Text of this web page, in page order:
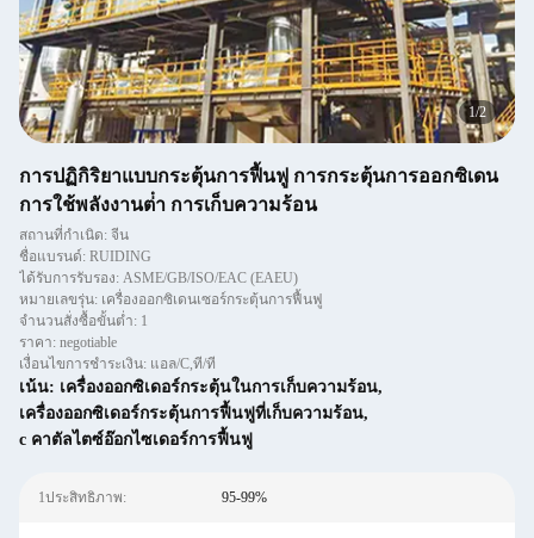
2/2
การปฏิกิริยาแบบกระตุ้นการฟื้นฟู การกระตุ้นการออกซิเดน
การใช้พลังงานต่ํา การเก็บความร้อน
สถานที่กำเนิด: จีน
ชื่อแบรนด์: RUIDING
ได้รับการรับรอง: ASME/GB/ISO/EAC (EAEU)
หมายเลขรุ่น: เครื่องออกซิเดนเซอร์กระตุ้นการฟื้นฟู
จำนวนสั่งซื้อขั้นต่ำ: 1
ราคา: negotiable
เงื่อนไขการชำระเงิน: แอล/C,ที/ที
เน้น: เครื่องออกซิเดอร์กระตุ้นในการเก็บความร้อน,
เครื่องออกซิเดอร์กระตุ้นการฟื้นฟูที่เก็บความร้อน,
c คาตัลไตซ์อ๊อกไซเดอร์การฟื้นฟู
1ประสิทธิภาพ: 95-99%